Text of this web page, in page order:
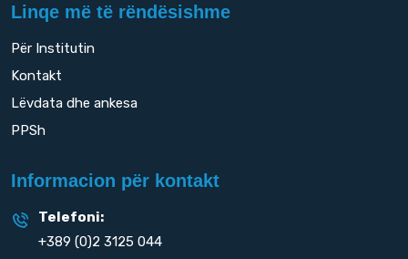
Linqe më të rëndësishme
Për Institutin
Kontakt
Lëvdata dhe ankesa
PPSh
Informacion për kontakt
Telefoni:
+389 (0)2 3125 044